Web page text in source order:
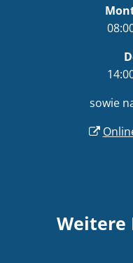
sowie
Weitere